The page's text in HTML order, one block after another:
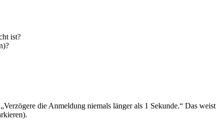
ist?
die Anmeldung niemals länger als 1 Sekunde.“ Das weist